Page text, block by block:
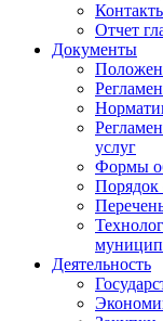
Отчет
Документы
услуг
Формы
Порядок
Деятельность